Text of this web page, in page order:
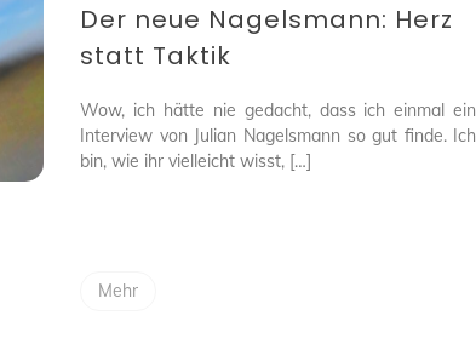
Herz
Der neue Nagelsmann: Herz
statt Taktik
Wow, ich hätte nie gedacht, dass ich einmal ein
Interview von Julian Nagelsmann so gut finde. Ich
bin, wie ihr vielleicht wisst, […]
Mehr